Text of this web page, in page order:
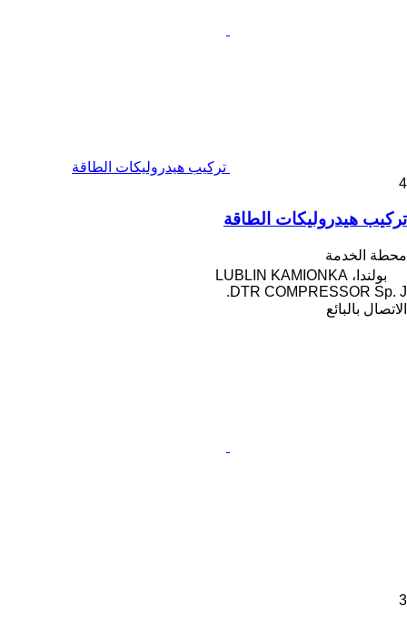
تركيب هيدروليكات الطاقة
4
تركيب هيدروليكات الطاقة
محطة الخدمة
بولندا، LUBLIN KAMIONKA
DTR COMPRESSOR Sp. J.
الاتصال بالبائع
3